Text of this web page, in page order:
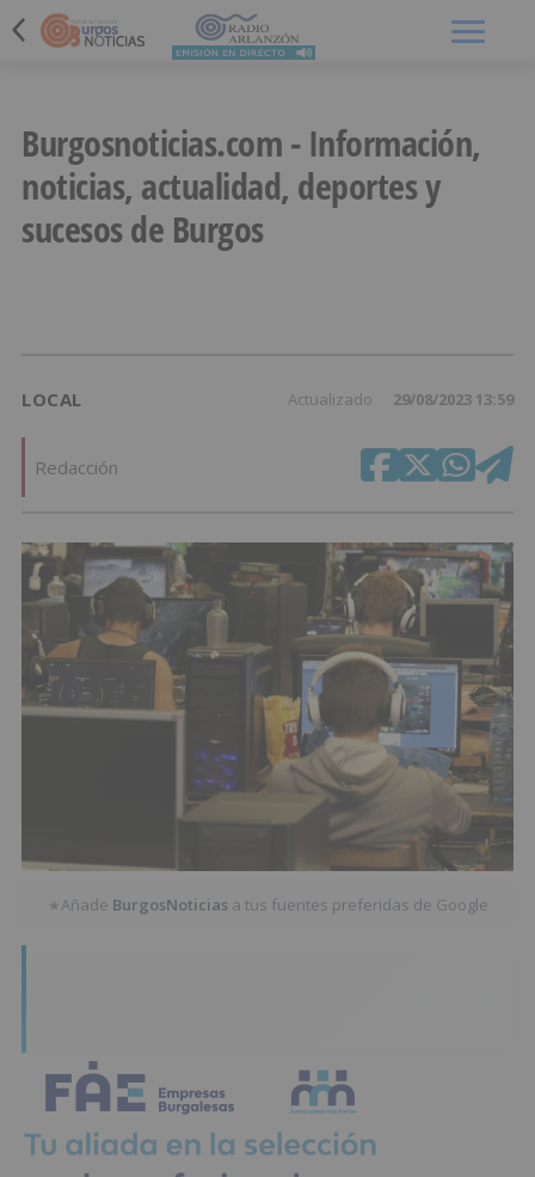
Burgosnoticias.com - Información,
noticias, actualidad, deportes y
sucesos de Burgos
LOCAL Actualizado 29/08/2023 13:59
Redacción
★Añade BurgosNoticias a tus fuentes preferidas de Google